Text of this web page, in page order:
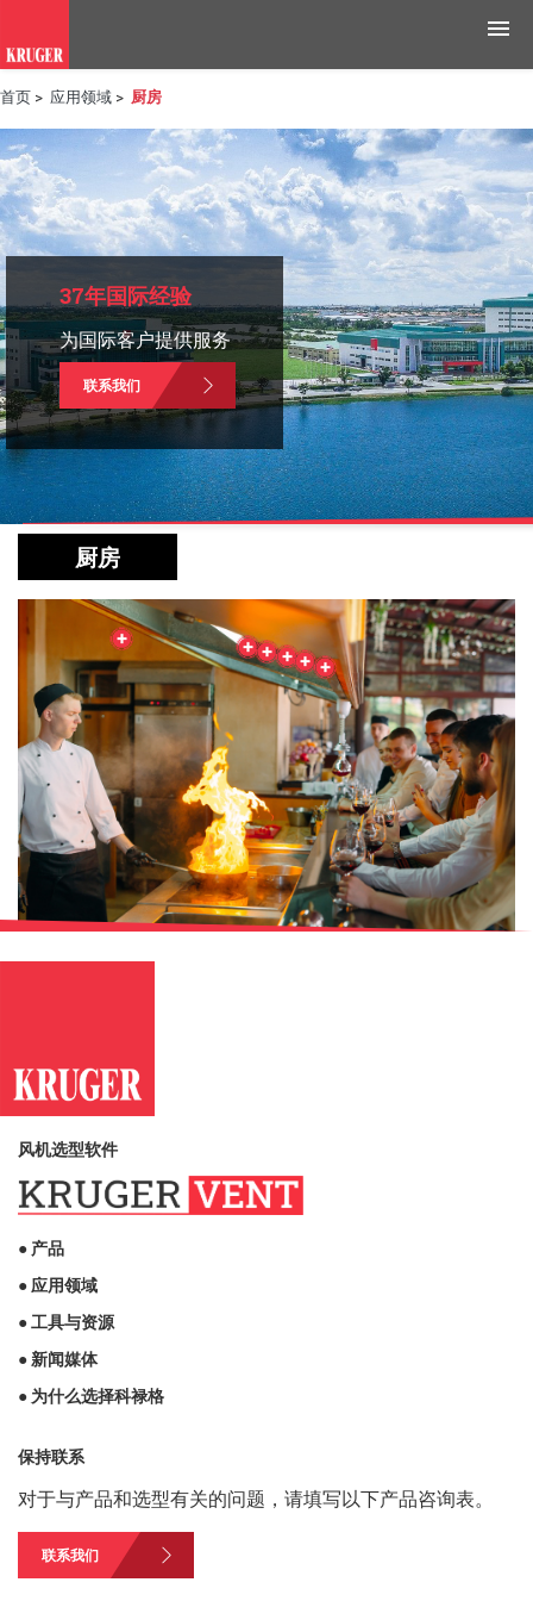
产品
应用领域
工具与资源
新闻媒体
为什么选择科禄格
招聘
联系我们
English | Chinese
首页 > 应用领域 > 厨房
37年国际经验
为国际客户提供服务
联系我们
厨房
风机选型软件
● 产品
● 应用领域
● 工具与资源
● 新闻媒体
● 为什么选择科禄格
保持联系
对于与产品和选型有关的问题，请填写以下产品咨询表。
联系我们